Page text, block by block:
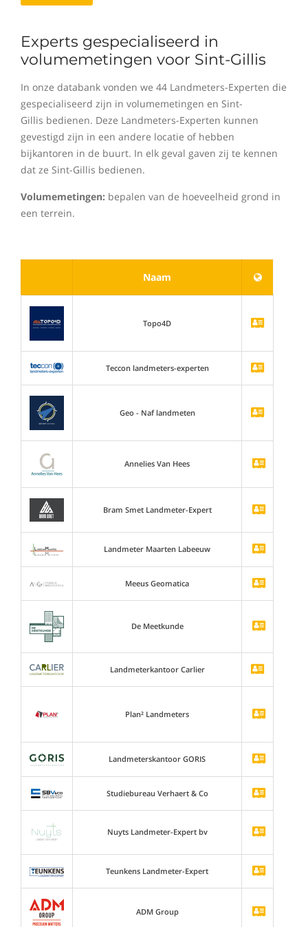
Experts gespecialiseerd in
volumemetingen voor Sint-Gillis
In onze databank vonden we 44 Landmeters-Experten die
gespecialiseerd zijn in volumemetingen en Sint-
Gillis bedienen. Deze Landmeters-Experten kunnen
gevestigd zijn in een andere locatie of hebben
bijkantoren in de buurt. In elk geval gaven zij te kennen
dat ze Sint-Gillis bedienen.
Volumemetingen: bepalen van de hoeveelheid grond in
een terrein.
Naam
Topo4D
Teccon landmeters-experten
Geo - Naf landmeten
Annelies Van Hees
Bram Smet Landmeter-Expert
Landmeter Maarten Labeeuw
Meeus Geomatica
De Meetkunde
Landmeterkantoor Carlier
Plan² Landmeters
Landmeterskantoor GORIS
Studiebureau Verhaert & Co
Nuyts Landmeter-Expert bv
Teunkens Landmeter-Expert
ADM Group